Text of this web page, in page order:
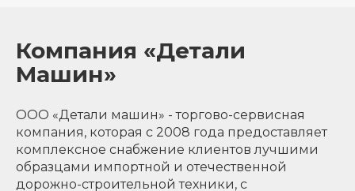
Компания «Детали
Машин»
ООО «Детали машин» - торгово-сервисная
компания, которая с 2008 года предоставляет
комплексное снабжение клиентов лучшими
образцами импортной и отечественной
дорожно-строительной техники, с